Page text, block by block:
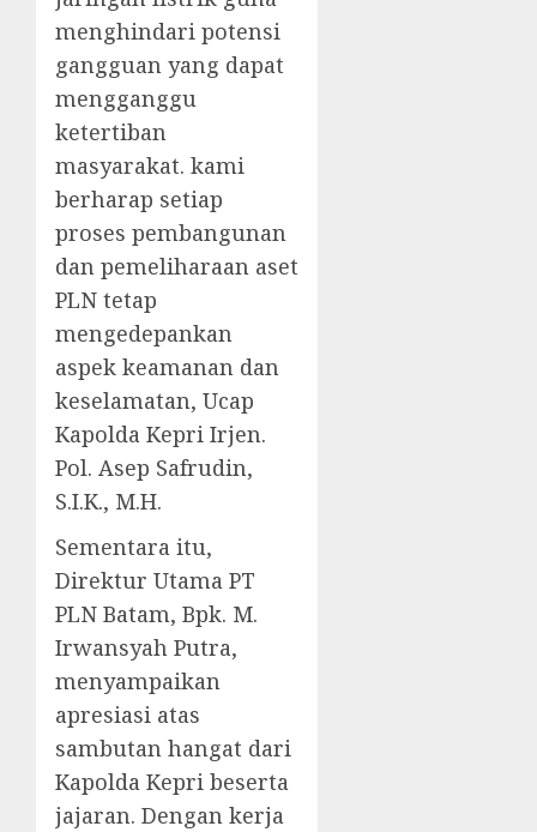
menghindari potensi
gangguan yang dapat
mengganggu
ketertiban
masyarakat. kami
berharap setiap
proses pembangunan
dan pemeliharaan aset
PLN tetap
mengedepankan
aspek keamanan dan
keselamatan, Ucap
Kapolda Kepri Irjen.
Pol. Asep Safrudin,
S.I.K., M.H.
Sementara itu,
Direktur Utama PT
PLN Batam, Bpk. M.
Irwansyah Putra,
menyampaikan
apresiasi atas
sambutan hangat dari
Kapolda Kepri beserta
jajaran. Dengan kerja